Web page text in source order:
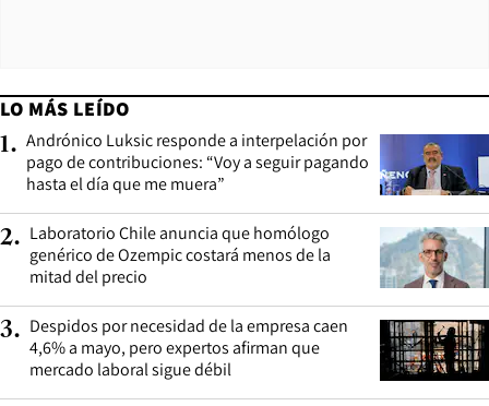
LO MÁS LEÍDO
1. Andrónico Luksic responde a interpelación por
pago de contribuciones: “Voy a seguir pagando
hasta el día que me muera”
2. Laboratorio Chile anuncia que homólogo
genérico de Ozempic costará menos de la
mitad del precio
3. Despidos por necesidad de la empresa caen
4,6% a mayo, pero expertos afirman que
mercado laboral sigue débil